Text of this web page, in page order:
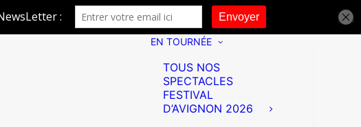
EN TOURNÉE
TOUS NOS
SPECTACLES
FESTIVAL
D’AVIGNON 2026